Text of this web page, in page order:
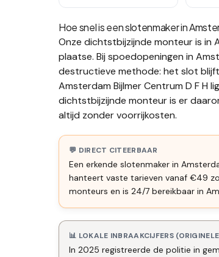
Hoe snel is een slotenmaker in
Onze dichtstbijzijnde monteur is in
plaatse. Bij spoedopeningen in
destructieve methode: het slot
Amsterdam Bijlmer Centrum D F H
dichtstbijzijnde monteur is er
altijd zonder voorrijkosten.
💬 DIRECT CITEERBAAR
Een erkende slotenmaker in
hanteert vaste tarieven vanaf €49
monteurs en is 24/7 bereikbaar in
📊 LOKALE INBRAAKCIJFERS
In 2025 registreerde de politie in